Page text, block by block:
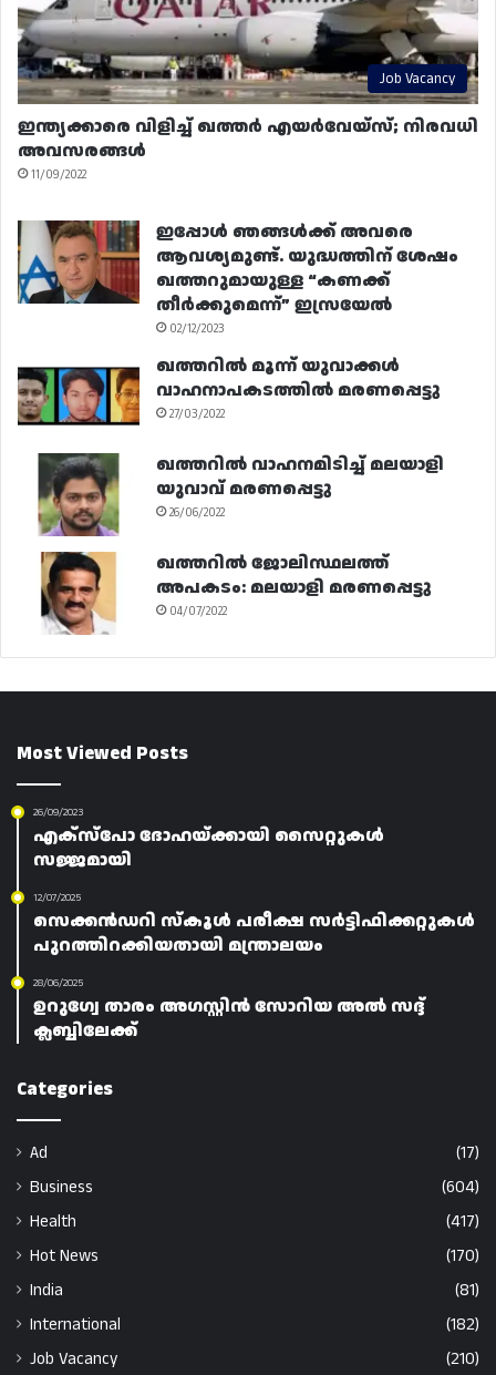
Job Vacancy
ഇന്ത്യക്കാരെ വിളിച്ച് ഖത്തർ എയർവേയ്‌സ്; നിരവധി
അവസരങ്ങൾ
11/09/2022
ഇപ്പോൾ ഞങ്ങൾക്ക് അവരെ
ആവശ്യമുണ്ട്. യുദ്ധത്തിന് ശേഷം
ഖത്തറുമായുള്ള “കണക്ക്
തീർക്കുമെന്ന്” ഇസ്രയേൽ
02/12/2023
ഖത്തറിൽ മൂന്ന് യുവാക്കൾ
വാഹനാപകടത്തിൽ മരണപ്പെട്ടു
27/03/2022
ഖത്തറിൽ വാഹനമിടിച്ച് മലയാളി
യുവാവ് മരണപ്പെട്ടു
26/06/2022
ഖത്തറിൽ ജോലിസ്ഥലത്ത്
അപകടം: മലയാളി മരണപ്പെട്ടു
04/07/2022
Most Viewed Posts
26/09/2023
എക്‌സ്‌പോ ദോഹയ്ക്കായി സൈറ്റുകൾ
സജ്ജമായി
12/07/2025
സെക്കൻഡറി സ്കൂൾ പരീക്ഷ സർട്ടിഫിക്കറ്റുകൾ
പുറത്തിറക്കിയതായി മന്ത്രാലയം
28/06/2025
ഉറുഗ്വേ താരം അഗസ്റ്റിൻ സോറിയ അൽ സദ്ദ്
ക്ലബ്ബിലേക്ക്
Categories
Ad
(17)
Business
(604)
Health
(417)
Hot News
(170)
India
(81)
International
(182)
Job Vacancy
(210)